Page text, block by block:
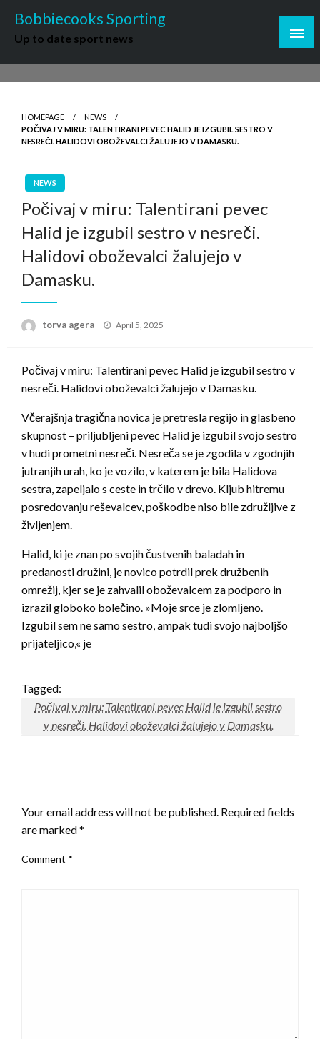
content
Bobbiecooks Sporting
Up to date sport news
HOMEPAGE
NEWS
POČIVAJ V MIRU: TALENTIRANI PEVEC HALID JE IZGUBIL SESTRO V
NESREČI. HALIDOVI OBOŽEVALCI ŽALUJEJO V DAMASKU.
NEWS
Počivaj v miru: Talentirani pevec
Halid je izgubil sestro v nesreči.
Halidovi oboževalci žalujejo v
Damasku.
torva agera
Posted
April 5, 2025
Počivaj v miru: Talentirani pevec Halid je izgubil sestro v
nesreči. Halidovi oboževalci žalujejo v Damasku.
Včerajšnja tragična novica je pretresla regijo in glasbeno
skupnost – priljubljeni pevec Halid je izgubil svojo sestro
v hudi prometni nesreči. Nesreča se je zgodila v zgodnjih
jutranjih urah, ko je vozilo, v katerem je bila Halidova
sestra, zapeljalo s ceste in trčilo v drevo. Kljub hitremu
posredovanju reševalcev, poškodbe niso bile združljive z
življenjem.
Halid, ki je znan po svojih čustvenih baladah in
predanosti družini, je novico potrdil prek družbenih
omrežij, kjer se je zahvalil oboževalcem za podporo in
izrazil globoko bolečino. »Moje srce je zlomljeno.
Izgubil sem ne samo sestro, ampak tudi svojo najboljšo
prijateljico,« je
Tagged:
Počivaj v miru: Talentirani pevec Halid je izgubil sestro
v nesreči. Halidovi oboževalci žalujejo v Damasku.
Your email address will not be published. Required fields
are marked*
Comment *